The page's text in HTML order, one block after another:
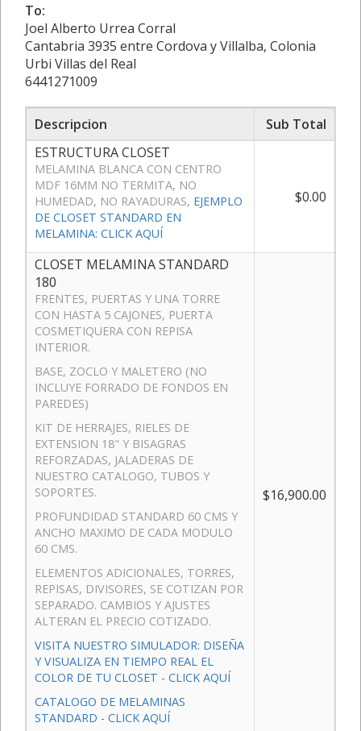
To:
Joel Alberto Urrea Corral
Cantabria 3935 entre Cordova y Villalba, Colonia
Urbi Villas del Real
6441271009
Descripcion
Sub Total
ESTRUCTURA CLOSET
MELAMINA BLANCA CON CENTRO
MDF 16MM NO TERMITA, NO
HUMEDAD, NO RAYADURAS, EJEMPLO
DE CLOSET STANDARD EN
MELAMINA: CLICK AQUÍ
$0.00
CLOSET MELAMINA STANDARD
180
FRENTES, PUERTAS Y UNA TORRE
CON HASTA 5 CAJONES, PUERTA
COSMETIQUERA CON REPISA
INTERIOR.
BASE, ZOCLO Y MALETERO (NO
INCLUYE FORRADO DE FONDOS EN
PAREDES)
KIT DE HERRAJES, RIELES DE
EXTENSION 18" Y BISAGRAS
REFORZADAS, JALADERAS DE
NUESTRO CATALOGO, TUBOS Y
SOPORTES.
PROFUNDIDAD STANDARD 60 CMS Y
ANCHO MAXIMO DE CADA MODULO
60 CMS.
ELEMENTOS ADICIONALES, TORRES,
REPISAS, DIVISORES, SE COTIZAN POR
SEPARADO. CAMBIOS Y AJUSTES
ALTERAN EL PRECIO COTIZADO.
VISITA NUESTRO SIMULADOR: DISEÑA
Y VISUALIZA EN TIEMPO REAL EL
COLOR DE TU CLOSET - CLICK AQUÍ
CATALOGO DE MELAMINAS
STANDARD - CLICK AQUÍ
$16,900.00